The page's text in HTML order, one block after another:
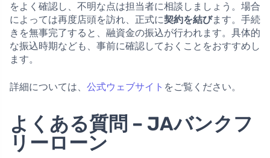
をよく確認し、不明な点は担当者に相談しましょう。場合
によっては再度店頭を訪れ、正式に契約を結びます。手続
きを無事完了すると、融資金の振込が行われます。具体的
な振込時期なども、事前に確認しておくことをおすすめし
ます。
詳細については、 公式ウェブサイト をご覧ください。
よくある質問 – JAバンクフ
リーローン